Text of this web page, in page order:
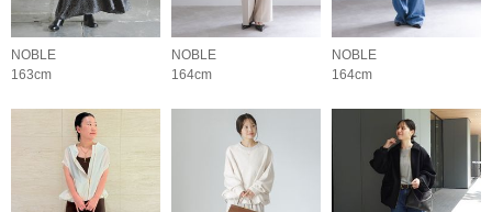
NOBLE
163cm
NOBLE
164cm
NOBLE
164cm